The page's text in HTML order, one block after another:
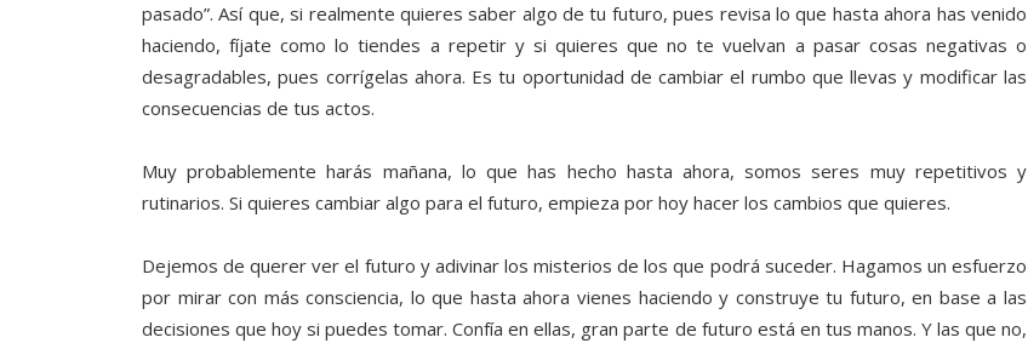
pasado”. Así que, si realmente quieres saber algo de tu futuro, pues revisa lo que hasta ahora has venido
haciendo, fíjate como lo tiendes a repetir y si quieres que no te vuelvan a pasar cosas negativas o
desagradables, pues corrígelas ahora. Es tu oportunidad de cambiar el rumbo que llevas y modificar las
consecuencias de tus actos.
Muy probablemente harás mañana, lo que has hecho hasta ahora, somos seres muy repetitivos y
rutinarios. Si quieres cambiar algo para el futuro, empieza por hoy hacer los cambios que quieres.
Dejemos de querer ver el futuro y adivinar los misterios de los que podrá suceder. Hagamos un esfuerzo
por mirar con más consciencia, lo que hasta ahora vienes haciendo y construye tu futuro, en base a las
decisiones que hoy si puedes tomar. Confía en ellas, gran parte de futuro está en tus manos. Y las que no,